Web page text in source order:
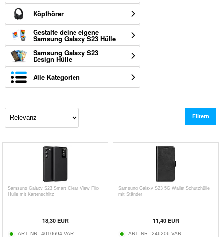
Köpfhörer
Gestalte deine eigene
Samsung Galaxy S23 Hülle
Samsung Galaxy S23
Design Hülle
Alle Kategorien
Filtern
Samsung Galaxy S23 Smart Clear View Flip
Hülle mit Kartenschlitz
18,30EUR
ART. NR.: 4010694-VAR
Samsung Galaxy S23 5G Wallet Schutzhülle
mit Ständer
11,40EUR
ART. NR.: 246206-VAR